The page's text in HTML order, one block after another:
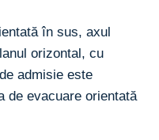
în sus, axul
orizontal, cu
admisie este
de evacuare orientată